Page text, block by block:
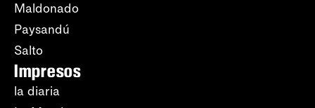
Maldonado
Paysandú
Salto
Impresos
la diaria